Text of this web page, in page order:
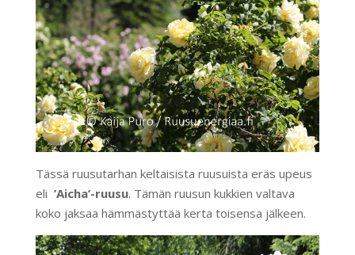
Tässä ruusutarhan keltaisista ruusuista eräs upeus
eli ’Aicha’-ruusu. Tämän ruusun kukkien valtava
koko jaksaa hämmästyttää kerta toisensa jälkeen.